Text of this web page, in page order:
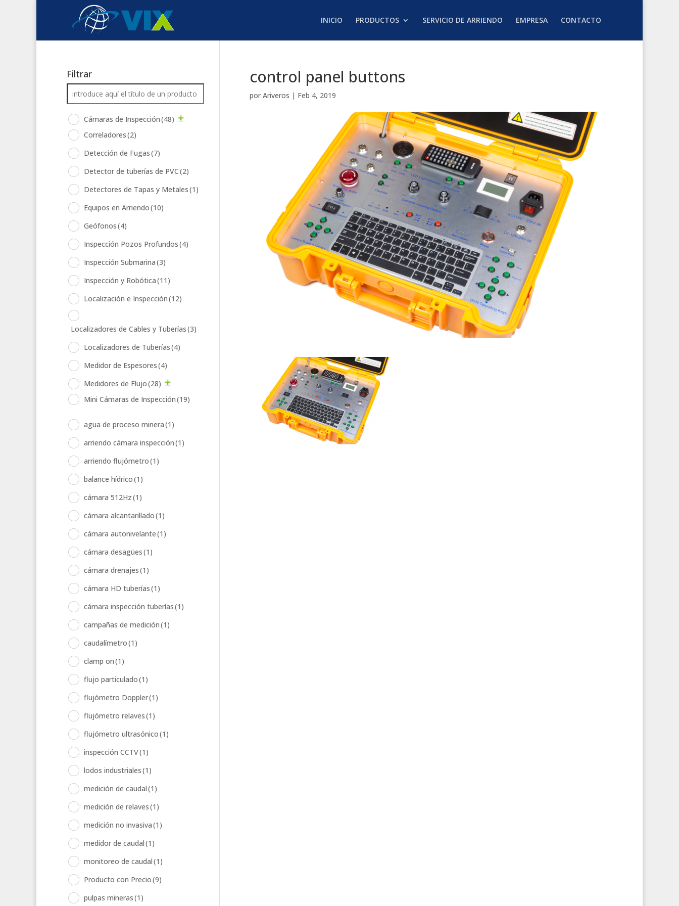
INICIO PRODUCTOS SERVICIO DE ARRIENDO EMPRESA CONTACTO
control panel buttons
por Ariveros | Feb 4, 2019
Filtrar
Cámaras de Inspección(48)
Correladores(2)
Detección de Fugas(7)
Detector de tuberías de PVC(2)
Detectores de Tapas y Metales(1)
Equipos en Arriendo(10)
Geófonos(4)
Inspección Pozos Profundos(4)
Inspección Submarina(3)
Inspección y Robótica(11)
Localización e Inspección(12)
Localizadores de Cables y Tuberías(3)
Localizadores de Tuberías(4)
Medidor de Espesores(4)
Medidores de Flujo(28)
Mini Cámaras de Inspección(19)
agua de proceso minera(1)
arriendo cámara inspección(1)
arriendo flujómetro(1)
balance hídrico(1)
cámara 512Hz(1)
cámara alcantarillado(1)
cámara autonivelante(1)
cámara desagües(1)
cámara drenajes(1)
cámara HD tuberías(1)
cámara inspección tuberías(1)
campañas de medición(1)
caudalímetro(1)
clamp on(1)
flujo particulado(1)
flujómetro Doppler(1)
flujómetro relaves(1)
flujómetro ultrasónico(1)
inspección CCTV(1)
lodos industriales(1)
medición de caudal(1)
medición de relaves(1)
medición no invasiva(1)
medidor de caudal(1)
monitoreo de caudal(1)
Producto con Precio(9)
pulpas mineras(1)